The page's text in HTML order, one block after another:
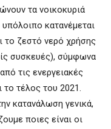
τα νοικοκυριά
κατανέμεται
το ζεστό νερό χρήσης
συσκευές), σύμφωνα
τις ενεργειακές
το τέλος του 2021.
κατανάλωση γενικά,
ποιες είναι οι